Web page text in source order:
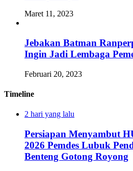
Maret 11, 2023
Jebakan Batman
Ingin Jadi Lembaga
Februari 20, 2023
Timeline
2 hari yang lalu
Persiapan Menyambut
2026 Pemdes Lubuk
Benteng Gotong Royong